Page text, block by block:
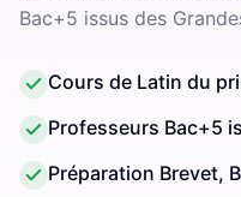
Bac+5 issus des
Cours de Latin du
Professeurs Bac+5
Préparation Brevet,